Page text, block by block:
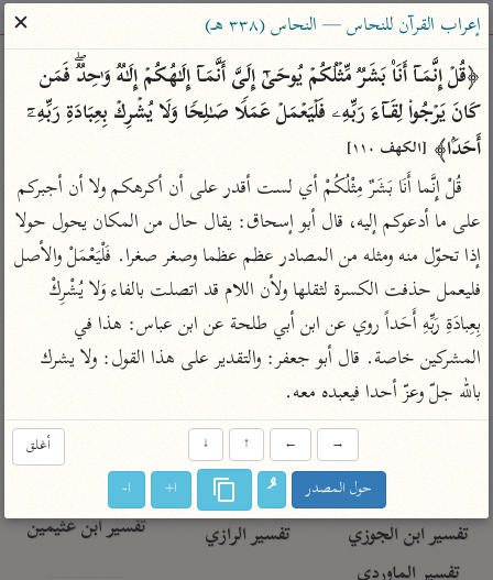
ساهم معنا في نشر القرآن والعلم الشرعي
الباحث القرآني
بحث تفسير علوم مصاحف معاجم
Type 2 or more characters for results.
Type 1 or more
characters for results.
أمّهات
تفسير الطبري
تفسير ابن كثير
تفسير القرطبي
تفسير البغوي
تفسير ابن الجوزي
عامّة
فتح البيان للقنوجي
فتح القدير للشوكاني
تفسير ابن جزي
موسوعات
تفسير الآلوسي
تفسير الرازي
معاصرة
الميسر
المختصر في
التفسير
تفسير السعدي
أيسر التفاسير
القرآن – تدبر وعمل
تفسير ابن عثيمين
إعراب القرآن للنحاس — النحاس (٣٣٨ هـ)
✕
أَحَدَۢا﴾ [الكهف ١١٠]
بالله جلّ وعزّ أحدا فيعبده معه.
أغلق →
←
↑
↓
حول المصدر ا+ ا-